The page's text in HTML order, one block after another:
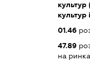
культур
культур
01.46
47.89
на